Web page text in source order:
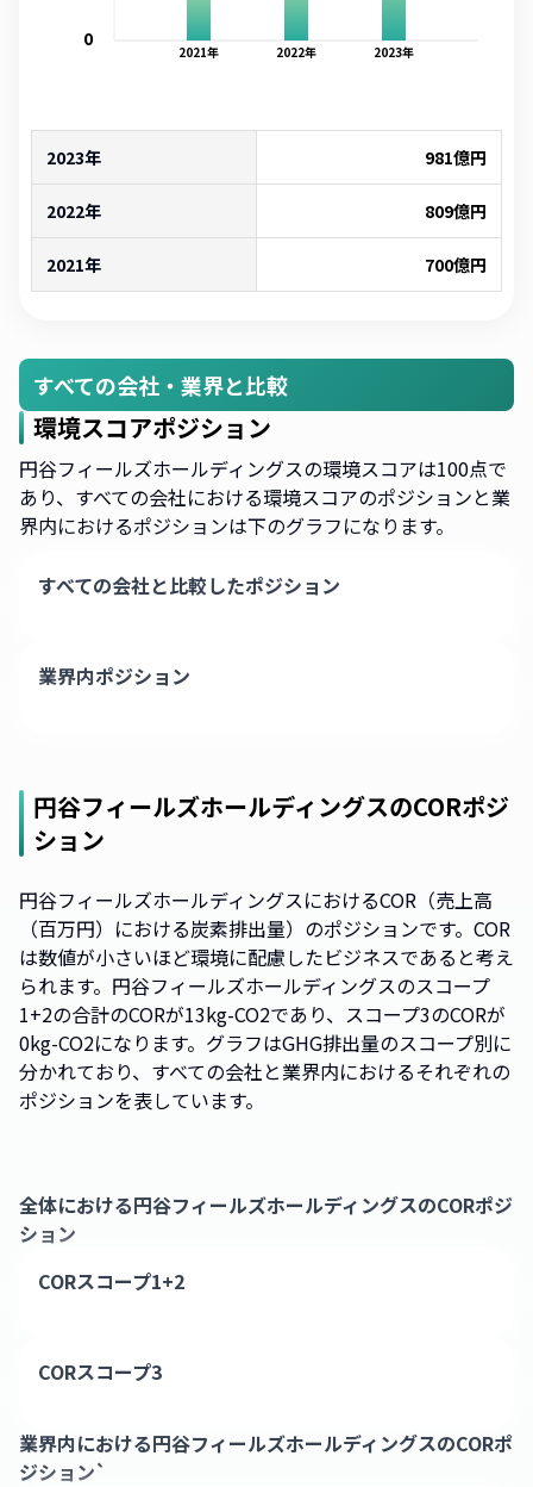
2021年 2022年 2023年
0
2023年 981億円
2022年 809億円
2021年 700億円
すべての会社・業界と比較
環境スコアポジション
円谷フィールズホールディングスの環境スコアは100点で
あり、すべての会社における環境スコアのポジションと業
界内におけるポジションは下のグラフになります。
すべての会社と比較したポジション
業界内ポジション
円谷フィールズホールディングスのCORポジ
ション
円谷フィールズホールディングスにおけるCOR（売上高
（百万円）における炭素排出量）のポジションです。COR
は数値が小さいほど環境に配慮したビジネスであると考え
られます。円谷フィールズホールディングスのスコープ
1+2の合計のCORが13kg-CO2であり、スコープ3のCORが
0kg-CO2になります。グラフはGHG排出量のスコープ別に
分かれており、すべての会社と業界内におけるそれぞれの
ポジションを表しています。
全体における円谷フィールズホールディングスのCORポジ
ション
CORスコープ1+2
CORスコープ3
業界内における円谷フィールズホールディングスのCORポ
ジション`